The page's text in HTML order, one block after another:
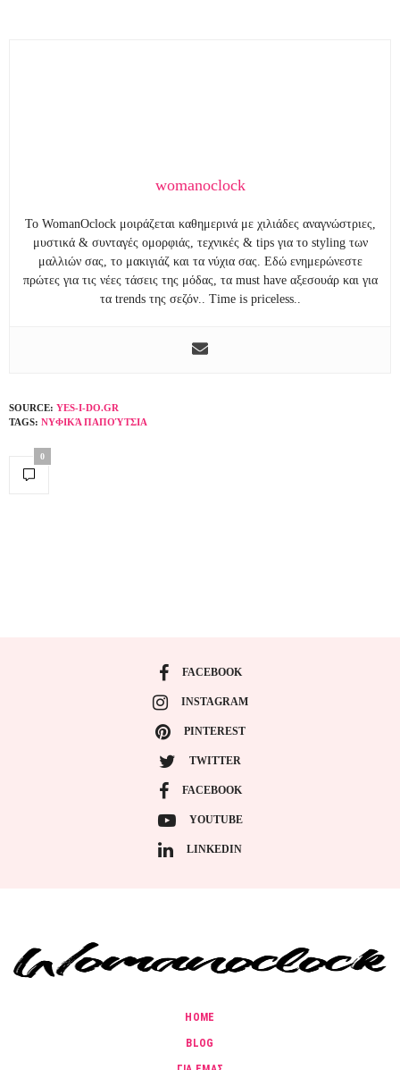
womanoclock
To WomanOclock μοιράζεται καθημερινά με χιλιάδες αναγνώστριες,
μυστικά & συνταγές ομορφιάς, τεχνικές & tips για το styling των
μαλλιών σας, το μακιγιάζ και τα νύχια σας. Εδώ ενημερώνεστε
πρώτες για τις νέες τάσεις της μόδας, τα must have αξεσουάρ και για
τα trends της σεζόν.. Time is priceless..
SOURCE: YES-I-DO.GR
TAGS: ΝΥΦΙΚΆ ΠΑΠΟΎΤΣΙΑ
0
FACEBOOK
INSTAGRAM
PINTEREST
TWITTER
FACEBOOK
YOUTUBE
LINKEDIN
HOME
BLOG